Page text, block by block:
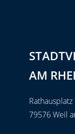
AM
Rathausplatz
79576 Weil